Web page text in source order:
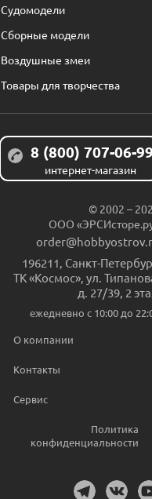
Судомодели
Сборные модели
Воздушные змеи
Товары для творчества
8 (800) 707-06-
интернет-магазин
© 2002 –
ООО
196211 Санкт-
ТК «Космос», ул.
д. 27/39, 2
ежедневно c 10:00 до
О компании
Контакты
Сервис
Политика
конфиденциальности